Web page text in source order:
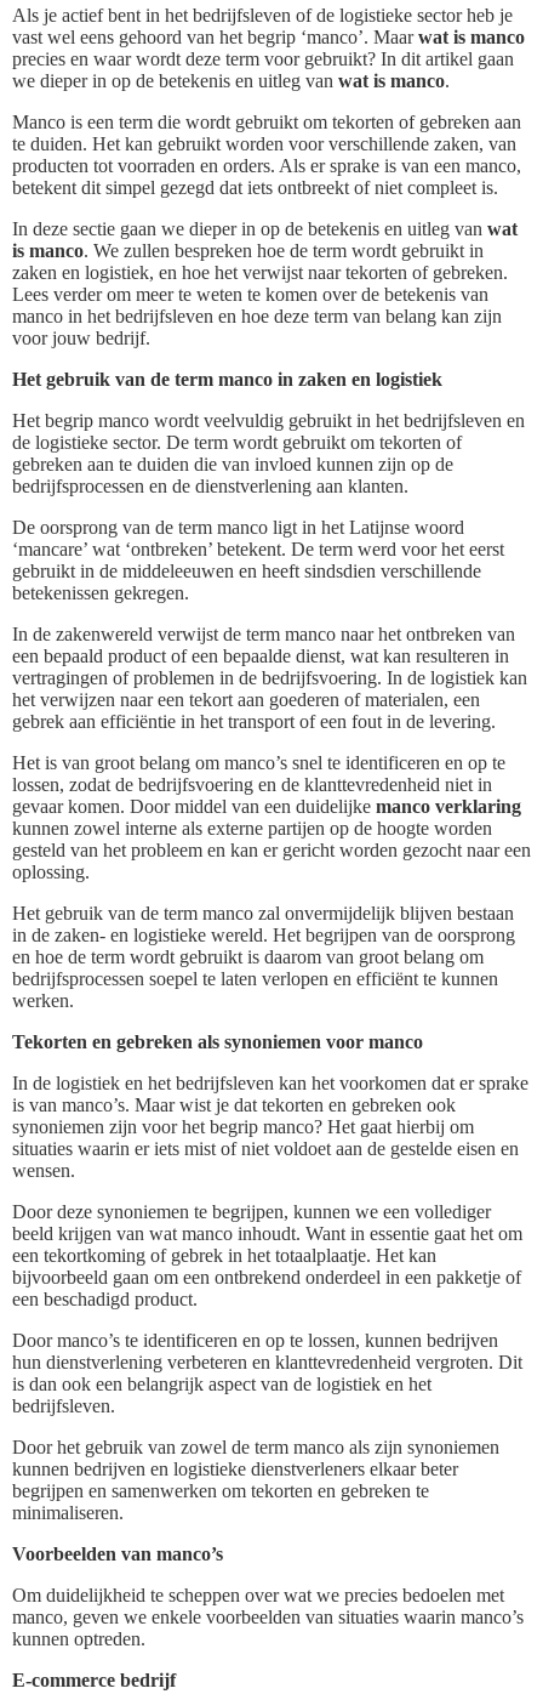
Als je actief bent in het bedrijfsleven of de logistieke sector heb je
vast wel eens gehoord van het begrip ‘manco’. Maarwat is manco
precies en waar wordt deze term voor gebruikt? In dit artikel gaan
we dieper in op de betekenis en uitleg van wat is manco.
Manco is een term die wordt gebruikt om tekorten of gebreken aan
te duiden. Het kan gebruikt worden voor verschillende zaken, van
producten tot voorraden en orders. Als er sprake is van een manco,
betekent dit simpel gezegd dat iets ontbreekt of niet compleet is.
In deze sectie gaan we dieper in op de betekenis en uitleg van wat
is manco. We zullen bespreken hoe de term wordt gebruikt in
zaken en logistiek, en hoe het verwijst naar tekorten of gebreken.
Lees verder om meer te weten te komen over de betekenis van
manco in het bedrijfsleven en hoe deze term van belang kan zijn
voor jouw bedrijf.
Het gebruik van de term manco in zaken en logistiek
Het begrip manco wordt veelvuldig gebruikt in het bedrijfsleven en
de logistieke sector. De term wordt gebruikt om tekorten of
gebreken aan te duiden die van invloed kunnen zijn op de
bedrijfsprocessen en de dienstverlening aan klanten.
De oorsprong van de term manco ligt in het Latijnse woord
‘mancare’ wat ‘ontbreken’ betekent. De term werd voor het eerst
gebruikt in de middeleeuwen en heeft sindsdien verschillende
betekenissen gekregen.
In de zakenwereld verwijst de term manco naar het ontbreken van
een bepaald product of een bepaalde dienst, wat kan resulteren in
vertragingen of problemen in de bedrijfsvoering. In de logistiek kan
het verwijzen naar een tekort aan goederen of materialen, een
gebrek aan efficiëntie in het transport of een fout in de levering.
Het is van groot belang om manco’s snel te identificeren en op te
lossen, zodat de bedrijfsvoering en de klanttevredenheid niet in
gevaar komen. Door middel van een duidelijke manco verklaring
kunnen zowel interne als externe partijen op de hoogte worden
gesteld van het probleem en kan er gericht worden gezocht naar een
oplossing.
Het gebruik van de term manco zal onvermijdelijk blijven bestaan
in de zaken- en logistieke wereld. Het begrijpen van de oorsprong
en hoe de term wordt gebruikt is daarom van groot belang om
bedrijfsprocessen soepel te laten verlopen en efficiënt te kunnen
werken.
Tekorten en gebreken als synoniemen voor manco
In de logistiek en het bedrijfsleven kan het voorkomen dat er sprake
is van manco’s. Maar wist je dat tekorten en gebreken ook
synoniemen zijn voor het begrip manco? Het gaat hierbij om
situaties waarin er iets mist of niet voldoet aan de gestelde eisen en
wensen.
Door deze synoniemen te begrijpen, kunnen we een vollediger
beeld krijgen van wat manco inhoudt. Want in essentie gaat het om
een tekortkoming of gebrek in het totaalplaatje. Het kan
bijvoorbeeld gaan om een ontbrekend onderdeel in een pakketje of
een beschadigd product.
Door manco’s te identificeren en op te lossen, kunnen bedrijven
hun dienstverlening verbeteren en klanttevredenheid vergroten. Dit
is dan ook een belangrijk aspect van de logistiek en het
bedrijfsleven.
Door het gebruik van zowel de term manco als zijn synoniemen
kunnen bedrijven en logistieke dienstverleners elkaar beter
begrijpen en samenwerken om tekorten en gebreken te
minimaliseren.
Voorbeelden van manco’s
Om duidelijkheid te scheppen over wat we precies bedoelen met
manco, geven we enkele voorbeelden van situaties waarin manco’s
kunnen optreden.
E-commerce bedrijf